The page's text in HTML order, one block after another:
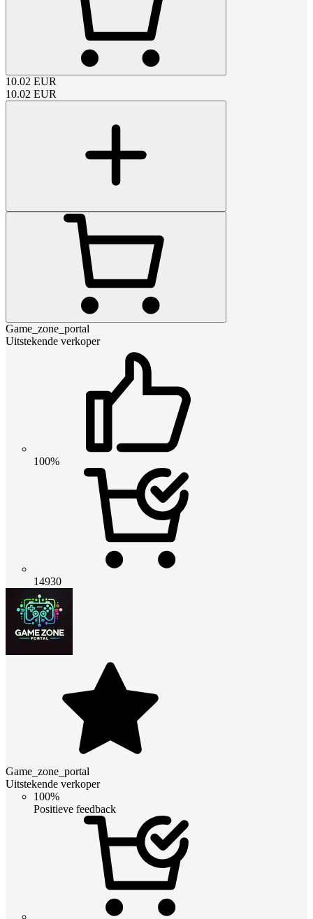
10.02 EUR
10.02 EUR
Game_zone_portal
Uitstekende verkoper
100%
14930
Game_zone_portal
Uitstekende verkoper
100%
Positieve feedback